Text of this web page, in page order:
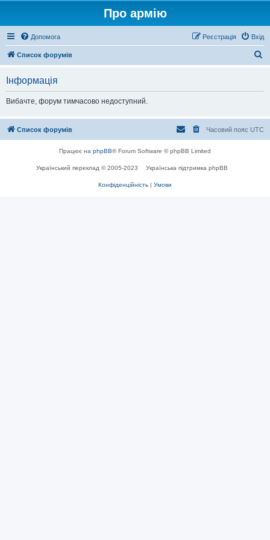
Про армію
Допомога Вхід
Реєстрація
Список форумів
Інформація
Вибачте, форум тимчасово недоступний.
Список форумів Часовий пояс UTC
Працює на phpBB® Forum Software © phpBB Limited
Український переклад © 2005-2023 Українська підтримка phpBB
Конфіденційність | Умови